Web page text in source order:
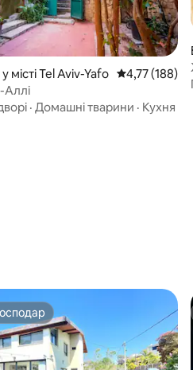
місті Tel Aviv-Yafo Середня
4,77 (188)
· Домашні тварини · Кухня